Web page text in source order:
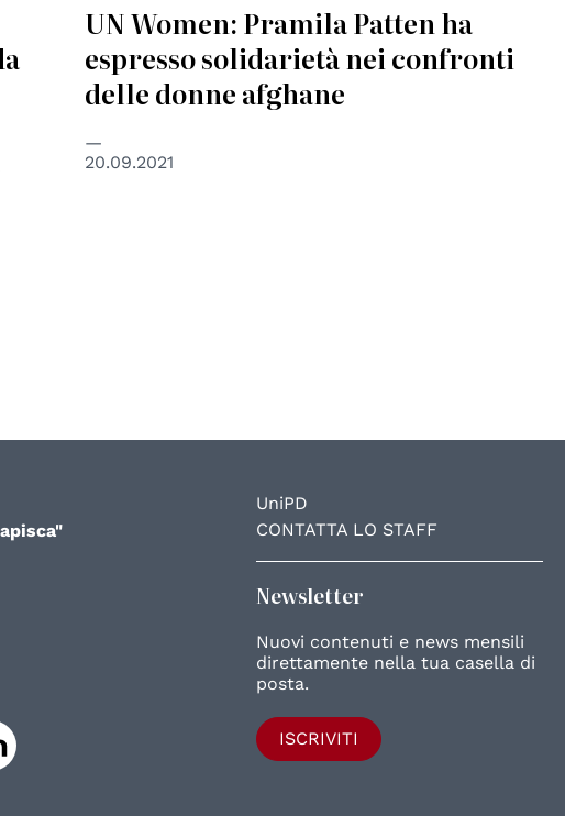
UN Women: Pramila Patten ha
espresso solidarietà nei confronti
delle donne afghane
20.09.2021
UniPD
CONTATTA LO STAFF
Newsletter
Nuovi contenuti e news mensili
direttamente nella tua casella di
posta.
ISCRIVITI